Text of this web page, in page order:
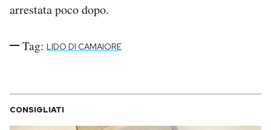
arrestata poco dopo.
Tag: LIDO DI CAMAIORE
CONSIGLIATI